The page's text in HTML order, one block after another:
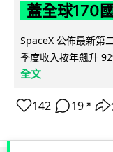
蓋全球170國
SpaceX 公佈最新第
季度收入按年飆升
全文
142 19 ↗